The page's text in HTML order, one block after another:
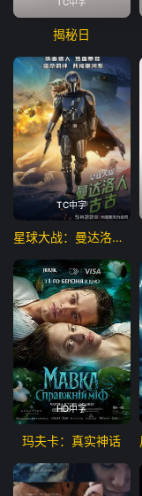
揭秘日
TC中字
星球大战：曼达洛人与古古
HD中字
玛夫卡：真实神话